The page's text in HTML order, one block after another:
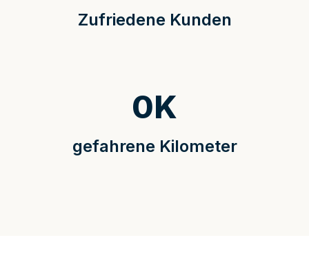
Zufriedene Kunden
gefahrene Kilometer
0K